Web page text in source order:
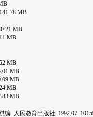
MB
MB
MB
MB
MB
MB
MB
MB
人民教育出版社